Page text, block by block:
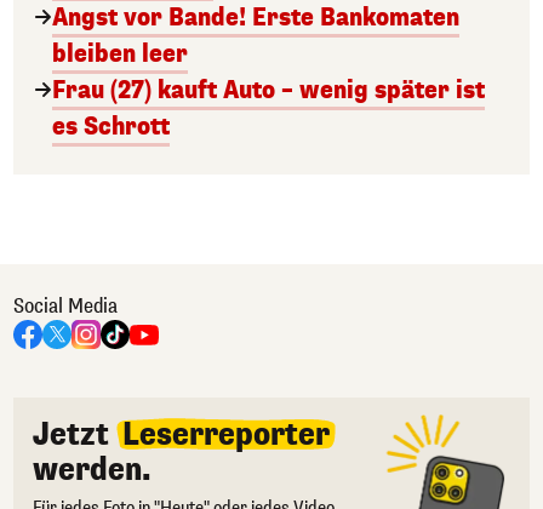
Angst vor Bande! Erste Bankomaten
bleiben leer
Frau (27) kauft Auto – wenig später ist
es Schrott
Social Media
Jetzt Leserreporter
werden.